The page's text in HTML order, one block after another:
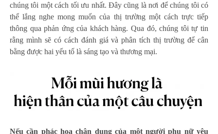
chúng tôi một cách tối ưu nhất. Đây cũng là nơi để chúng tôi có
thể lắng nghe mong muốn của thị trường một cách trực tiếp
thông qua phản ứng của khách hàng. Qua đó, chúng tôi tự tin
rằng mình sẽ có cách đánh giá và phân tích thị trường để cân
bằng được hai yếu tố là sáng tạo và thương mại.
Nếu cần phác họa chân dung của một người phụ nữ yêu